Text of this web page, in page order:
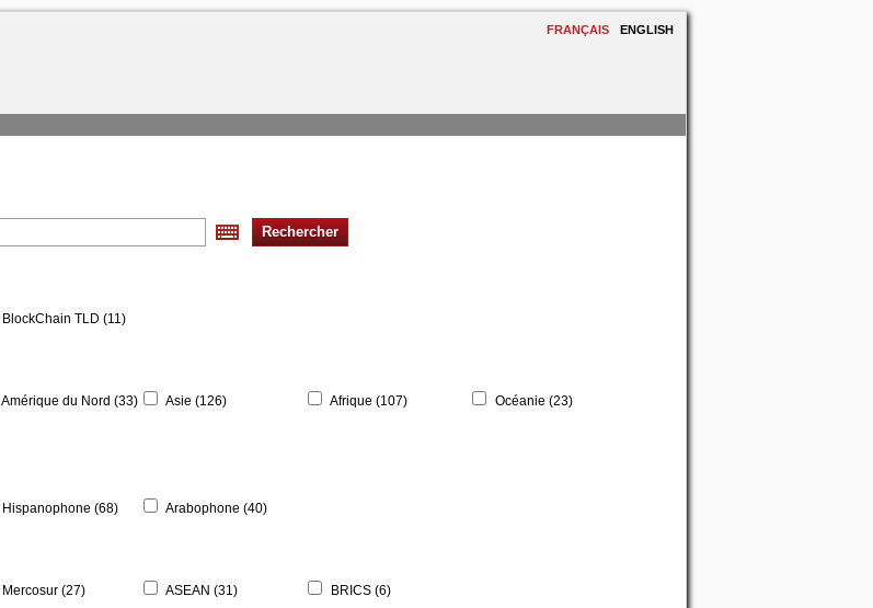
FRANÇAIS ENGLISH
Rechercher
BlockChain TLD (11)
Amérique du Nord (33) Asie (126) Afrique (107)
Océanie (23)
Hispanophone (68) Arabophone (40)
Mercosur (27) ASEAN (31) BRICS (6)